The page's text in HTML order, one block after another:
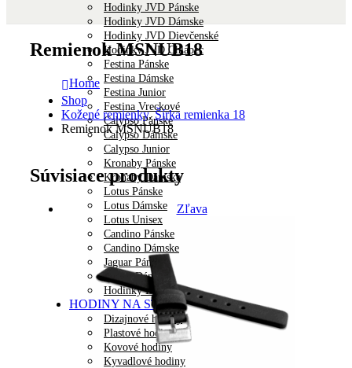
Hodinky JVD Pánske
Hodinky JVD Dámske
Hodinky JVD Dievčenské
Hodinky JVD Chlapec
Festina Pánske
Festina Dámske
Festina Junior
Festina Vreckové
Calypso Pánske
Calypso Dámske
Calypso Junior
Kronaby Pánske
Kronaby Dámske
Lotus Pánske
Lotus Dámske
Lotus Unisex
Candino Pánske
Candino Dámske
Jaguar Pánske
Jaguar Dámske
Hodinky LAVVU
HODINY NA STENU
Dizajnové hodiny
Plastové hodiny
Kovové hodiny
Kyvadlové hodiny
Remienok MSNUB18
Home
Shop
Kožené remienky,Šírka remienka 18
Remienok MSNUB18
Súvisiace produkty
Zľava